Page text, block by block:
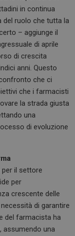
in continua
del ruolo che tutta la
– aggiunge il
di aprile
di crescita
anni. Questo
che ci
che i farmacisti
la strada giusta
una
di evoluzione
il settore
per
crescente delle
di garantire
del farmacista ha
assumendo una